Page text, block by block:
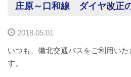
バスのご利用方法
庄原～口和線 ダイヤ改正
2018.05.01
いつも、備北交通バスをご利用い
す。